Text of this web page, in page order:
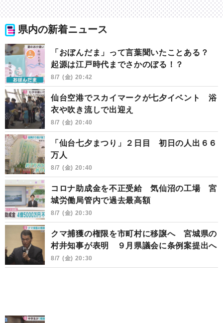
県内の新着ニュース
「おぼんだま」って言葉聞いたことある？
起源は江戸時代までさかのぼる！？
8/7 (金) 20:42
仙台空港でスカイマークが七夕イベント 浴
衣や吹き流しで出迎え
8/7 (金) 20:40
「仙台七夕まつり」２日目 初日の人出６６
万人
8/7 (金) 20:40
コロナ助成金を不正受給 気仙沼の工場 宮
城労働局管内で過去最高額
8/7 (金) 20:30
クマ捕獲の権限を市町村に移譲へ 宮城県の
村井知事が表明 ９月県議会に条例案提出へ
8/7 (金) 20:30